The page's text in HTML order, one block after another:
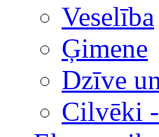
Veselība
Ģimene
Dzīve
Cilvēki